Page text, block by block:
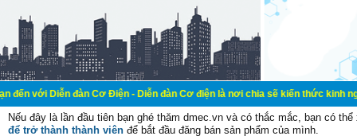
đàn Cơ Điện - Diễn đàn Cơ điện là nơi chia sẽ kiến thức kinh nghiệm
Nếu đây là lần đầu tiên bạn ghé thăm dmec.vn và có thắc mắc, bạn có
để trở thành thành viên để bắt đầu đăng bán sản phẩm của mình.